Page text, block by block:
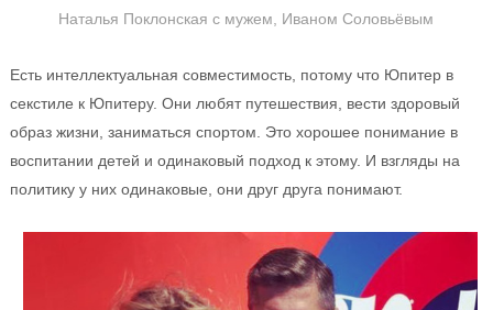
Наталья Поклонская с мужем, Иваном Соловьёвым
Есть интеллектуальная совместимость, потому что Юпитер в
секстиле к Юпитеру. Они любят путешествия, вести здоровый
образ жизни, заниматься спортом. Это хорошее понимание в
воспитании детей и одинаковый подход к этому. И взгляды на
политику у них одинаковые, они друг друга понимают.